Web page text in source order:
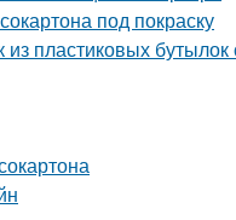
под покраску
пластиковых